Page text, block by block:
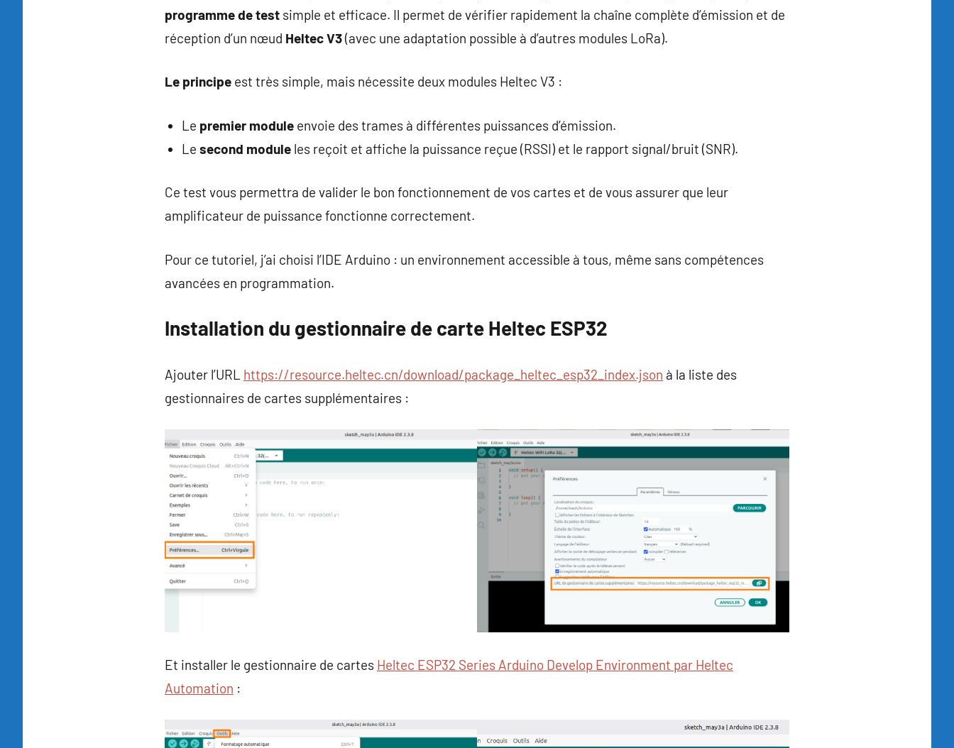
programme de test simple et efficace. Il permet de vérifier rapidement la chaîne complète d’émission et de
réception d’un nœud Heltec V3(avec une adaptation possible à d’autres modules LoRa).
Le principe est très simple, mais nécessite deux modules Heltec V3 :
Le premier moduleenvoie des trames à différentes puissances d’émission.
Le second moduleles reçoit et affiche la puissance reçue (RSSI) et le rapport signal/bruit (SNR).
Ce test vous permettra de valider le bon fonctionnement de vos cartes et de vous assurer que leur
amplificateur de puissance fonctionne correctement.
Pour ce tutoriel, j’ai choisi l’IDE Arduino : un environnement accessible à tous, même sans compétences
avancées en programmation.
Installation du gestionnaire de carte Heltec ESP32
Ajouter l’URL https://resource.heltec.cn/download/package_heltec_esp32_index.json à la liste des
gestionnaires de cartes supplémentaires :
Et installer le gestionnaire de cartes Heltec ESP32 Series Arduino Develop Environment par Heltec
Automation :